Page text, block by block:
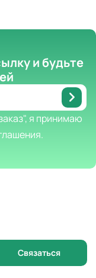
и будьте
я принимаю
Связаться